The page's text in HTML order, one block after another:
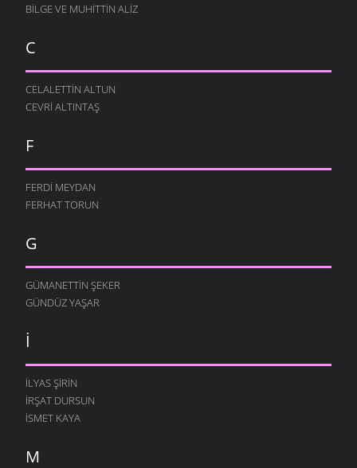
BILGE VE MUHITTIN ALIZ
C
CELALETTIN ALTUN
CEVRI ALTINTAŞ
F
FERDI MEYDAN
FERHAT TORUN
G
GÜMANETTIN ŞEKER
GÜNDÜZ YAŞAR
I
İLYAS ŞIRIN
İRŞAT DURSUN
ISMET KAYA
M